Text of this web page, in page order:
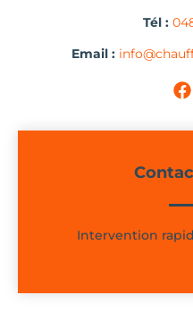
Tél :
Email :
Intervention